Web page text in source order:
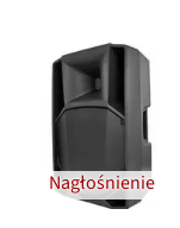
Nagłośnienie